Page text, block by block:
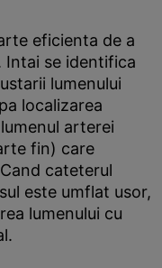
eficienta de a
Intai se identifica
lumenului
localizarea
arterei
fin) care
cateterul
este umflat usor,
lumenului cu